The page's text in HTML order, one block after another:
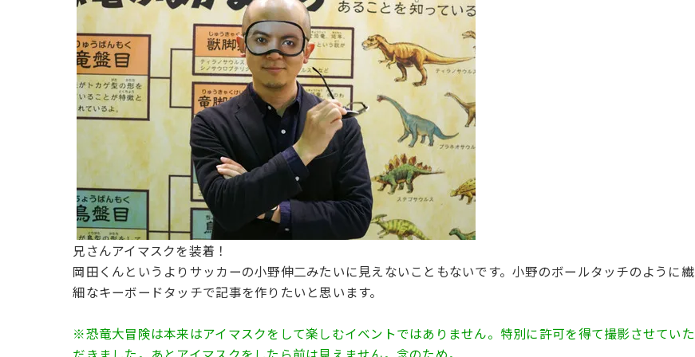
兄さんアイマスクを装着！
岡田くんというよりサッカーの小野伸二みたいに見えないこともないです。小野のボールタッチのように繊
細なキーボードタッチで記事を作りたいと思います。
※恐竜大冒険は本来はアイマスクをして楽しむイベントではありません。特別に許可を得て撮影させていた